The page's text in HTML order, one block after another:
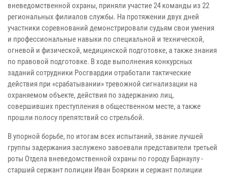
вневедомственной охраны, приняли участие 24 команды из 22
региональных филиалов службы. На протяжении двух дней
участники соревнований демонстрировали судьям свои умения
и профессиональные навыки по специальной и технической,
огневой и физической, медицинской подготовке, а также знания
по правовой подготовке. В ходе выполнения конкурсных
заданий сотрудники Росгвардии отработали тактические
действия при «срабатывании» тревожной сигнализации на
охраняемом объекте, действия по задержанию лиц,
совершивших преступления в общественном месте, а также
прошли полосу препятствий со стрельбой.
В упорной борьбе, по итогам всех испытаний, звание лучшей
группы задержания заслужено завоевали представители третьей
роты Отдела вневедомственной охраны по городу Барнаулу -
старший сержант полиции Иван Бояркин и сержант полиции